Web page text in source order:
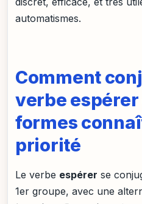
automatismes.
Comment
verbe
formes
priorité
Le verbe espérer se
1er groupe, avec une